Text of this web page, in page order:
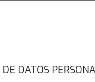
DATOS